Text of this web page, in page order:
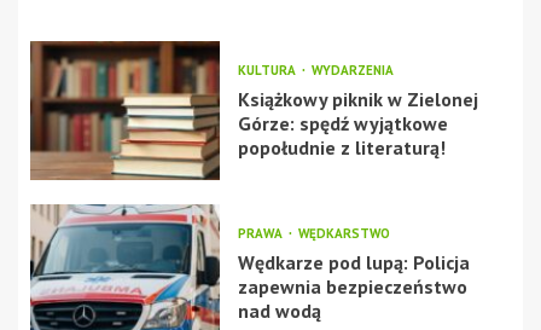
KULTURA WYDARZENIA
Książkowy piknik w Zielonej
Górze: spędź wyjątkowe
popołudnie z literaturą!
PRAWA WĘDKARSTWO
Wędkarze pod lupą: Policja
zapewnia bezpieczeństwo
nad wodą